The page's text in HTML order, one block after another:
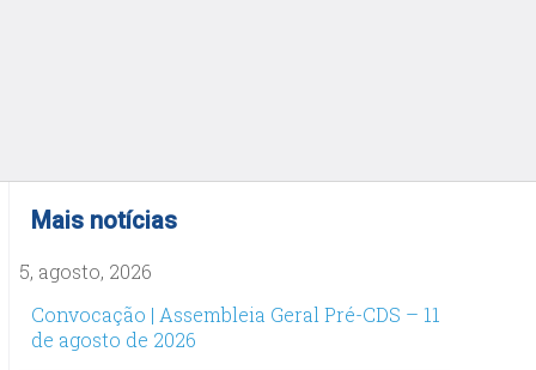
Mais notícias
5, agosto, 2026
Convocação | Assembleia Geral Pré-CDS – 11
de agosto de 2026